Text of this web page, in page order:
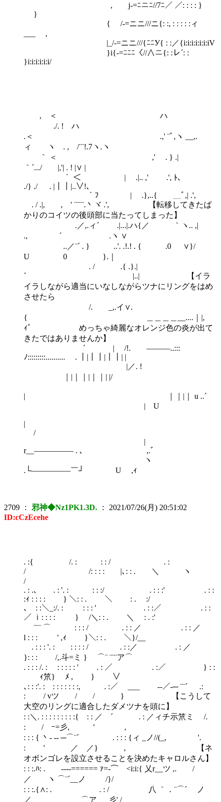
, j-=ﾆニﾆ//7ﾆ／ ／: : : : }
}
{ /-=ニニ///ニ{: :, : : : : :ィ
___ ,
|_/-=ニニ///{ﾆﾆУ{ : :／{i:i:i:i:i:i:iV
}i{-=ﾆﾆﾆ〈//∧ニ{: :レ´: :
}i:i:i:i:i:i/
, ＜ ハ
./. ! ハ
.＜ .,' ¨ﾞ,ヽ __,.
ィ ヽ . , /¨¨!.7ヽ.ヽ
｀ ＜ ,' . } .|
｀´.../ |,'| . ! |∨ |
｀ ＜ | .|.. ,' .', ﾄ､
./} ./ . |｜｜|..∨!､
｀ﾌ | .},..{ ＿ﾞ,| .',
. / .|, , ' ¨¨¨¨.丶ヾ .', 【転移してきたば
かりのコイツの後頭部に当たってしまった】
.／,.ィ´ .|...|.ハ{／ ｀ヽ.. ,|
., ´ .ヽ ∨
..／¨´ . } ..'. .!.! . { .0 ∨}/
U 0 }.｜
. / .{ .}.|
´ |..| 【イラ
イラしながら適当にいなしながらツナにリングをはめ
させたら
/. _,.イ∨.
{ ＿＿＿＿__....｜|,
ｨﾞ めっちゃ綺麗なオレンジ色の炎が出て
きたではありませんか】
´￣ | /!. ―――..:::
ﾉ:::::::::.......... . ｜|｜｜|｜｜| |
|／. !
｜|｜｜|｜｜| |/
| ｜｜|｜ u ..´
| U
|
/
|
r__――――― . ､ ,.ﾞ
ヽ
.└―――――￣┘ U ,ｨ
2709 ： 邪神◆Nz1PK1.3D. ： 2021/07/26(月) 20:51:02
ID:cCzEcehe
. :{ /. : : : / . :
/ /: : : : |､: : . ＼ ヽ
/
. : .､ . : '. : : : :/ . : : :' . : :
:ｨ : : : : } ＼: : . ＼ : . :/
､ : :＼_:/. : : : : ' . : :／ . : :
／ ｉ: : : : } /＼: : . ＼ : . :'
¨¨¨ ⌒ : : : / . : : ／ . : : ／
l : : : ' ,ｨ }＼: : . ＼}/__
. : : : '. : : : : : / . : :／ . : ／
}: : : /,.斗=ミ } ⌒¨ ¨¨¨ア⌒
. : : : /. : : : : : : ′ . : ／ . :／ } : :
ｨ笊} ﾒ , } ∨
､: : :'. : : : : : : : :, . :／ ___ --／-─ ¨¨´ .:
: / vツ / / } 【こうして
大空のリングに適合したダメツナを頭に】
: :＼. : : : : : : : : :{ : : ／ ´ . : ／ィチ示笊ミ /.
: / ｰ=彡, ' ,
: : : { 丶- -- ─⌒¨´ . : : : {ィ _ノ//(_, '.
: ' ／ ／} , 【ネ
オボンゴレを設立させることを決めたキャロルさん】
: : :.ﾊ: . ----====== ｧ=-⌒ <i:i:{ 乂r__ツ ,. /
／ ヽ ⌒¨´__ノ /}/
: : :.{∧: . . : / 八 ｀．¨⌒´ ノ
／ ⌒ア __ 彡' /